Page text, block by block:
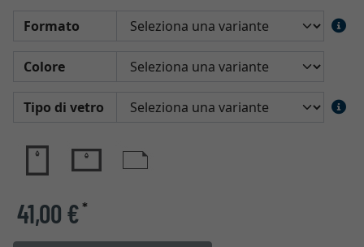
Formato
Colore
Tipo di vetro
41,00 €*